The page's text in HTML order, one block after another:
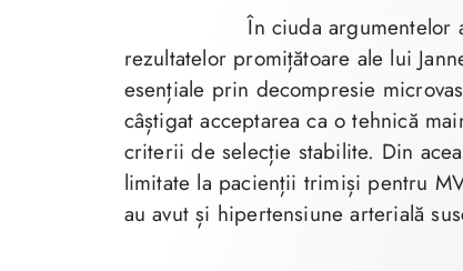
În ciuda argumentelor
rezultatelor promițătoare ale lui
esențiale prin decompresie
câștigat acceptarea ca o tehnică
criterii de selecție stabilite. Din
limitate la pacienții trimiși pentru
au avut și hipertensiune arterială